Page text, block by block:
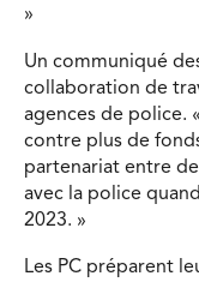
»
Un communiqué
collaboration de
agences de police.
contre plus de
partenariat entre
avec la police
2023. »
Les PC préparent